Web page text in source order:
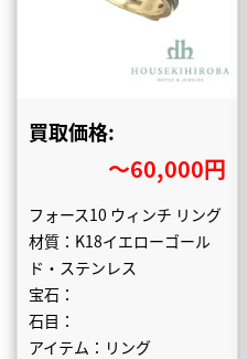
買取価格:
〜60,000円
フォース10 ウィンチ リング
材質：K18イエローゴール
ド・ステンレス
宝石：
石目：
アイテム：リング